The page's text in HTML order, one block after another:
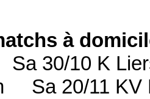
à
30/10 K
Sa 20/11 KV